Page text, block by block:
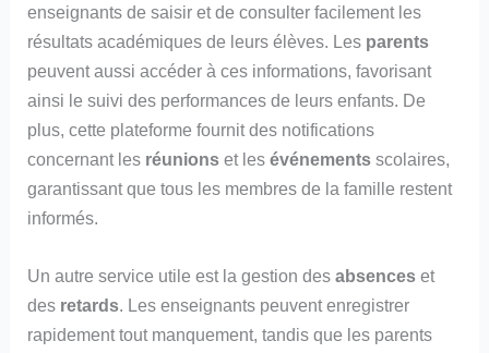
enseignants de saisir et de consulter facilement les
résultats académiques de leurs élèves. Les parents
peuvent aussi accéder à ces informations, favorisant
ainsi le suivi des performances de leurs enfants. De
plus, cette plateforme fournit des notifications
concernant les réunions et lesévénements scolaires,
garantissant que tous les membres de la famille restent
informés.
Un autre service utile est la gestion desabsences et
des retards. Les enseignants peuvent enregistrer
rapidement tout manquement, tandis que les parents